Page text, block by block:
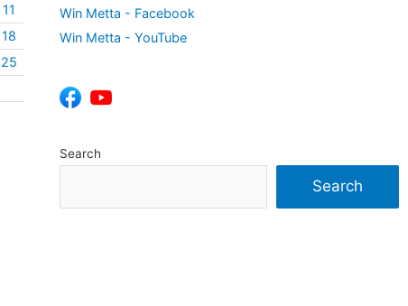
11
18
25
Win Metta - Facebook
Win Metta - YouTube
Search
Search